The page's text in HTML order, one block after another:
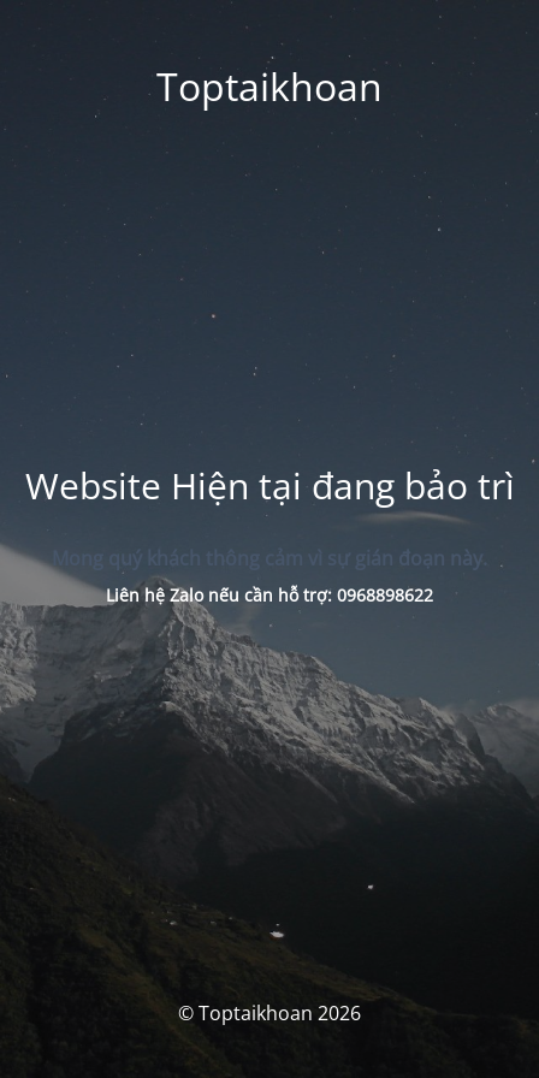
Toptaikhoan
Website Hiện tại đang bảo trì
Mong quý khách thông cảm vì sự gián đoạn này.
Liên hệ Zalo nếu cần hỗ trợ: 0968898622
© Toptaikhoan 2026